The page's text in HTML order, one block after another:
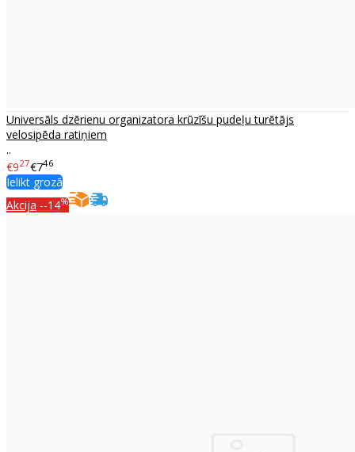
Universāls dzērienu organizatora krūzīšu pudeļu turētājs
velosipēda ratiņiem
..
€927€746
Ielikt grozā
Akcija --14%